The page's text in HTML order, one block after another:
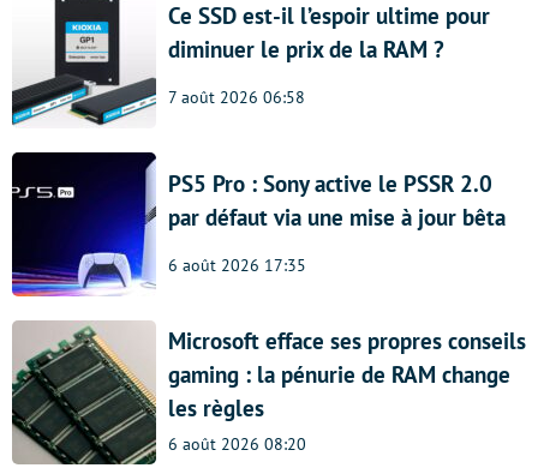
Ce SSD est-il l’espoir ultime pour
diminuer le prix de la RAM ?
7 août 2026 06:58
PS5 Pro : Sony active le PSSR 2.0
par défaut via une mise à jour bêta
6 août 2026 17:35
Microsoft efface ses propres conseils
gaming : la pénurie de RAM change
les règles
6 août 2026 08:20